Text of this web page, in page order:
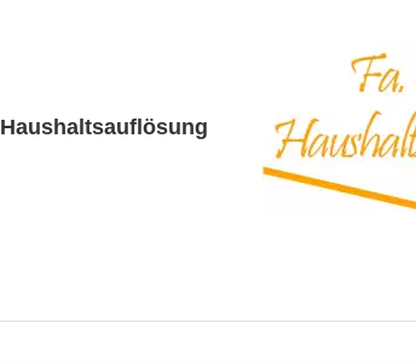
Haushaltsauflösung